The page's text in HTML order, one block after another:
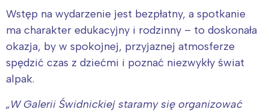
Wstęp na wydarzenie jest bezpłatny, a spotkanie
ma charakter edukacyjny i rodzinny – to doskonała
okazja, by w spokojnej, przyjaznej atmosferze
spędzić czas z dziećmi i poznać niezwykły świat
alpak.
„W Galerii Świdnickiej staramy się organizować